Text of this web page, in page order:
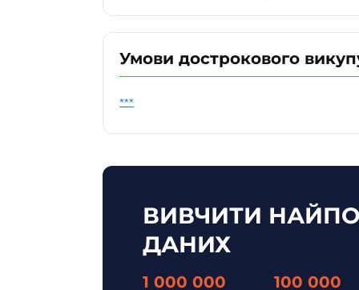
Умови дострокового
***
ВИВЧИТИ
ДАНИХ
1 000 000 100 000